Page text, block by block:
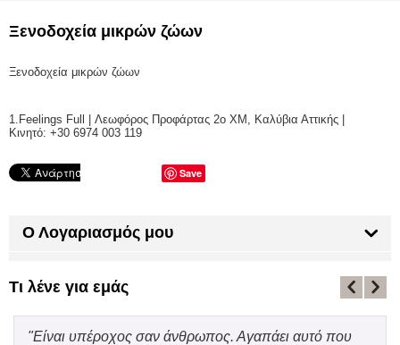
Ξενοδοχεία μικρών ζώων
Ξενοδοχεία μικρών ζώων
1.Feelings Full | Λεωφόρος Προφάρτας 2ο ΧΜ, Καλύβια Αττικής |
Κινητό: +30 6974 003 119
Save
Ο Λογαριασμός μου
Τι λένε για εμάς
"Είναι υπέροχος σαν άνθρωπος. Αγαπάει αυτό που